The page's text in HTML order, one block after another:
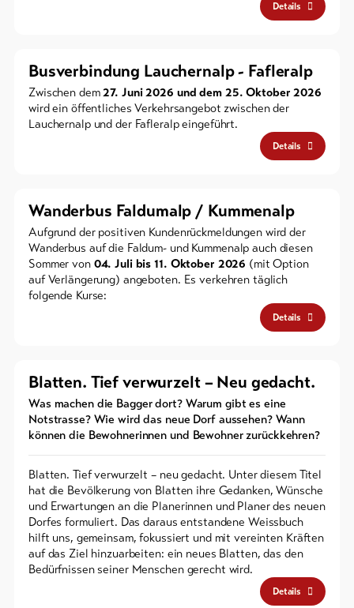
Details
Busverbindung Lauchernalp - Fafleralp
Zwischen dem27. Juni 2026 und dem 25. Oktober 2026
wird ein öffentliches Verkehrsangebot zwischen der
Lauchernalp und der Fafleralp eingeführt.
Details
Wanderbus Faldumalp / Kummenalp
Aufgrund der positiven Kundenrückmeldungen wird der
Wanderbus auf die Faldum- und Kummenalp auch diesen
Sommer von 04. Juli bis 11. Oktober 2026 (mit Option
auf Verlängerung) angeboten. Es verkehren täglich
folgende Kurse:
Details
Blatten. Tief verwurzelt – Neu gedacht.
Was machen die Bagger dort? Warum gibt es eine
Notstrasse? Wie wird das neue Dorf aussehen? Wann
können die Bewohnerinnen und Bewohner zurückkehren?
Blatten. Tief verwurzelt – neu gedacht. Unter diesem Titel
hat die Bevölkerung von Blatten ihre Gedanken, Wünsche
und Erwartungen an die Planerinnen und Planer des neuen
Dorfes formuliert. Das daraus entstandene Weissbuch
hilft uns, gemeinsam, fokussiert und mit vereinten Kräften
auf das Ziel hinzuarbeiten: ein neues Blatten, das den
Bedürfnissen seiner Menschen gerecht wird.
Details